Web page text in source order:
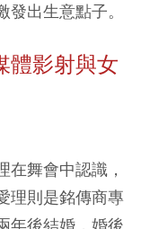
出生意點子。
影射與女
舞會中認識，
理則是銘傳商專